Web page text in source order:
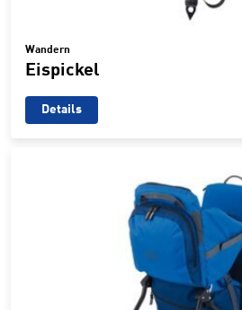
Wandern
Eispickel
Details